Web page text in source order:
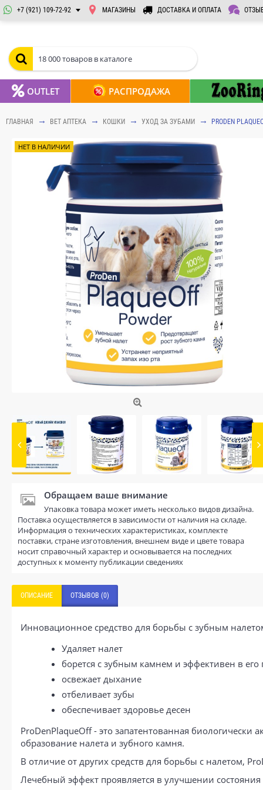
+7 (921) 109-72-92 МАГАЗИНЫ ДОСТАВКА И ОПЛАТА
OUTLET РАСПРОДАЖА
ГЛАВНАЯ ВЕТ АПТЕКА КОШКИ УХОД ЗА ЗУБАМИ PRODEN
НЕТ В НАЛИЧИИ
Обращаем ваше внимание
Упаковка товара может иметь несколько видов дизайна.
Поставка осуществляется в зависимости от наличия на складе.
Информация о технических характеристиках, комплекте
поставки, стране изготовления, внешнем виде и цвете товара
носит справочный характер и основывается на последних
доступных к моменту публикации сведениях
ОПИСАНИЕ ОТЗЫВОВ (0)
Инновационное средство для борьбы с зубным
Удаляет налет
борется с зубным камнем и эффективен в его
освежает дыхание
отбеливает зубы
обеспечивает здоровье десен
ProDenPlaqueOff - это запатентованная
образование налета и зубного камня.
В отличие от других средств для борьбы с налетом,
Лечебный эффект проявляется в улучшении